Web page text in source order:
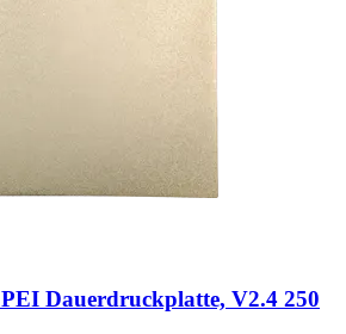
PEI Dauerdruckplatte, V2.4 250